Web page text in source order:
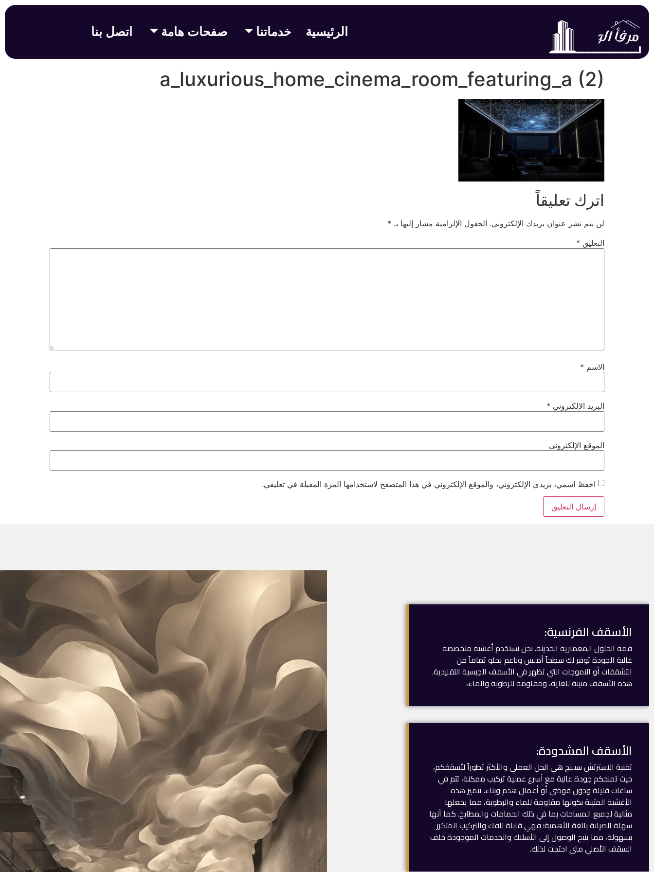
الرئيسية خدماتنا صفحات هامة اتصل بنا
a_luxurious_home_cinema_room_featuring_a (2)
اترك تعليقاً
لن يتم نشر عنوان بريدك الإلكتروني. الحقول الإلزامية مشار إليها بـ *
التعليق *
الاسم *
البريد الإلكتروني *
الموقع الإلكتروني
احفظ اسمي، بريدي الإلكتروني، والموقع الإلكتروني في هذا المتصفح لاستخدامها المرة المقبلة في تعليقي.
الأسقف الفرنسية:
قمة الحلول المعمارية الحديثة. نحن نستخدم أغشية متخصصة
عالية الجودة توفر لك سطحاً أملس وناعم يخلو تماماً من
التشققات أو التموجات التي تظهر في الأسقف الجبسية التقليدية.
هذه الأسقف متينة للغاية، ومقاومة للرطوبة والماء،
الأسقف المشدودة:
تقنية الاسترتش سيلنج هي الحل العملي والأكثر تطوراً لأسقفكم،
حيث تمنحكم جودة عالية مع أسرع عملية تركيب ممكنة، تتم في
ساعات قليلة ودون فوضى أو أعمال هدم وبناء. تتميز هذه
الأغشية المتينة بكونها مقاومة للماء والرطوبة، مما يجعلها
مثالية لجميع المساحات بما في ذلك الحمامات والمطابخ. كما أنها
سهلة الصيانة بالغة الأهمية؛ فهي قابلة للفك والتركيب المتكرر
بسهولة، مما يتيح الوصول إلى الأسلاك والخدمات الموجودة خلف
السقف الأصلي متى احتجت لذلك.